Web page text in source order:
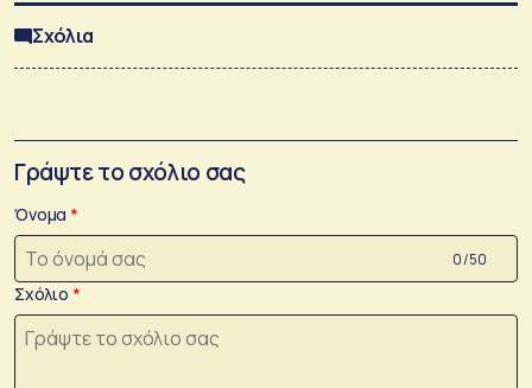
Σχόλια
Γράψτε το σχόλιο σας
Όνομα
0 /50
Σχόλιο